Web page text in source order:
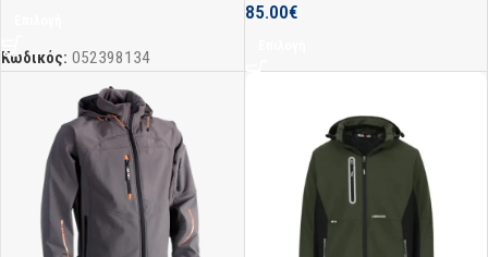
Κωδικός: 052398134
85.00€